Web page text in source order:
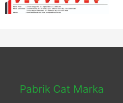
Pabrik Cat Marka